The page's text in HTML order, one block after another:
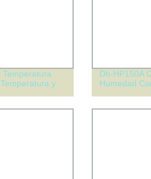
y
Dh-HP150A
Humedad